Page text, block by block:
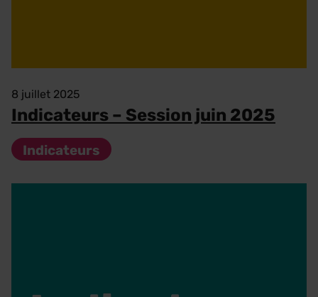
8 juillet 2025
Indicateurs – Session juin 2025
Indicateurs